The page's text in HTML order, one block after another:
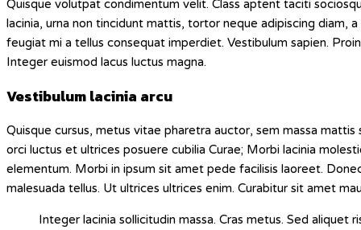
Quisque volutpat condimentum velit. Class aptent taciti
lacinia, urna non tincidunt mattis, tortor neque adipiscing diam,
feugiat mi a tellus consequat imperdiet. Vestibulum sapien.
Integer euismod lacus luctus magna.
Vestibulum lacinia arcu
Quisque cursus, metus vitae pharetra auctor, sem massa
orci luctus et ultrices posuere cubilia Curae; Morbi lacinia
elementum. Morbi in ipsum sit amet pede facilisis laoreet.
malesuada tellus. Ut ultrices ultrices enim. Curabitur sit amet
Integer lacinia sollicitudin massa. Cras metus. Sed